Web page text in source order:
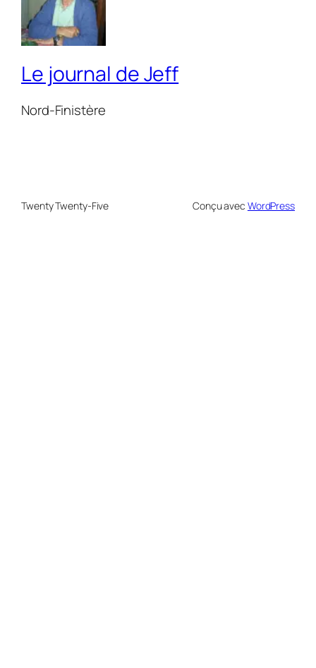
Le journal de Jeff
Nord-Finistère
Twenty Twenty-Five Conçu avec WordPress